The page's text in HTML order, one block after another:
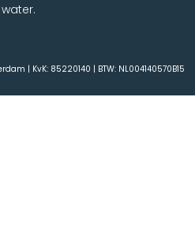
water.
| KvK: 85220140 | BTW: NL004140570B15